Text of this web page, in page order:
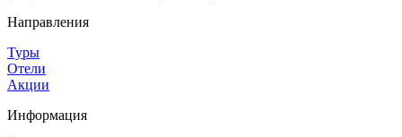
Направления
Туры
Отели
Акции
Информация